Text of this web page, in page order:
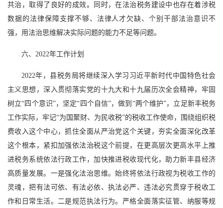
共治，取得了良好的成效。同时，在法治税务建设中也存在着涉税
数据的法律保障支撑不够、法律人才欠缺、个别干部法治意识不
强，用法治思维解决实际问题的能力不足等问题。
六、2022年工作计划
2022年，县税务局将继续深入学习习近平新时代中国特色社会
主义思想，深入贯彻落实党的十九大和十九届历次全会精神，牢固
树立“四个意识”，坚定“四个自信”，做到“两个维护”，立足新丰税务
工作实际，牢记“为国聚财、为民收税”的税收工作使命，围绕组织税
费收入这个中心，抓住全面从严治党这个关键，夯实全面深化改革
这个根本，紧扣加强依法治税这个前提，在更高层次更高水平上推
进税务系统依法行政工作，加快推进税收现代化，助力新丰县经济
高质量发展。一是强化法治思维。始终将依法行政视为税收工作的
灵魂，把有法可依、有法必依、执法必严、违法必究贯穿于税收工
作和日常生活。二是规范执法行为。严格全面落实征管、纳服等规